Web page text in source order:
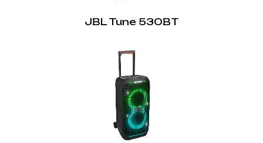
JBL Tune 530BT